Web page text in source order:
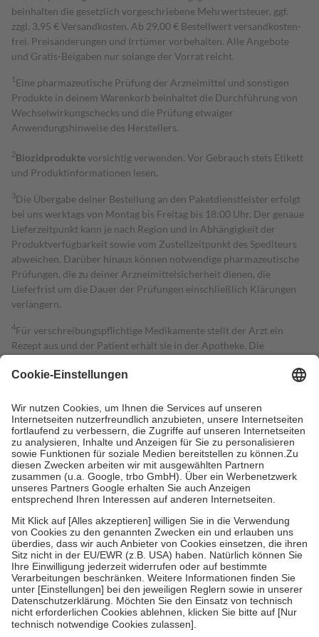
beinhalten die gesetzlich vorgeschriebene Mehrwertsteuer, ggf.
zzgl. 3,95 € Versandkosten. Ab 29,00 € Bestell­wert versand­kosten­
frei. Preisänderungen und Irrtümer vorbehalten. Alle Angebote
und Gratis-Beigaben nur solange der Vorrat reicht.
1 Eine pharmazeutische Prüfung der Arzneimittel und sonstigen
Produkte in deinem Warenkorb beinhaltet die Durchführung von
Wechselwirkungschecks und die Prüfung etwaiger
Anwendungshinweise des Herstellers.
2Biozidproduktevorsichtig verwenden. Vor Gebrauch stets Etikett
und Produktinformationen lesen.
3Die Übergabe deiner Bestellung an den Paketdienstleister erfolgt
bei uns werktags von Montag bis Freitag bis 18:00 Uhr. Der genaue
Lieferzeitpunkt kann je nach Region und in Abhängigkeit der
Produktverfügbarkeit sowie vom Zustellzeitpunkt des Spediteurs
abweichen. Darüber hinaus können notwendige pharmazeutische
Prüfungen, die zu deiner Arzneimittelsicherheit dienen, die
Lieferfrist um die Dauer der Prüfungen einschließlich Klärungen
verlängern.
4Für verschreibungspflichtige Medikamente stellt der Arzt ein
Rezept aus und der Patient erhält sie in der Apotheke. Die
Kosten dafür, der Versicherte trägt einen Teil davon als Zuzahlung
Grundsätzlich leisten Mitglieder Zuzahlungen in Höhe von zehn
Prozent des Abgabepreises,mindestensjedochfünf Euround
höchstens zehn Euro.Es sind jedoch nie mehr als die tatsächlichen
Kosten der Leistung zu entrichten.
Diese Regeln gelten grundsätzlich auch für Online-Apotheken.
Bei Heilmitteln und häuslicher Krankenpflege beträgt die
Zuzahlung zehn Prozent der Kosten sowie zehn Euro je
Um das Engagement der Versicherten für ihre eigene Gesundheit zu
stärken und die besondere Stellung der Familie zu unterstützen,
fallenkeine Zuzahlungen an bei:
• Kindern und Jugendlichen bis zum vollendeten 18. Lebensjahr
mit Ausnahme der Fahrkosten
• Untersuchungen zur Vorsorge und Früherkennung, die von der
GKV getragen werden
• empfohlenen Schutzimpfungen